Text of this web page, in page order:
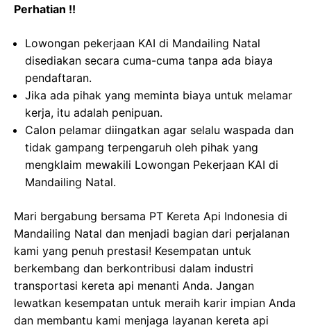
Perhatian !!
Lowongan pekerjaan KAI di Mandailing Natal
disediakan secara cuma-cuma tanpa ada biaya
pendaftaran.
Jika ada pihak yang meminta biaya untuk melamar
kerja, itu adalah penipuan.
Calon pelamar diingatkan agar selalu waspada dan
tidak gampang terpengaruh oleh pihak yang
mengklaim mewakili Lowongan Pekerjaan KAI di
Mandailing Natal.
Mari bergabung bersama PT Kereta Api Indonesia di
Mandailing Natal dan menjadi bagian dari perjalanan
kami yang penuh prestasi! Kesempatan untuk
berkembang dan berkontribusi dalam industri
transportasi kereta api menanti Anda. Jangan
lewatkan kesempatan untuk meraih karir impian Anda
dan membantu kami menjaga layanan kereta api